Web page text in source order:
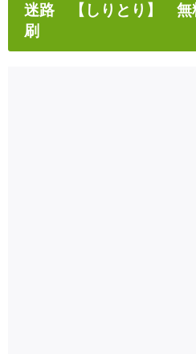
迷路 【しりとり】 無
刷